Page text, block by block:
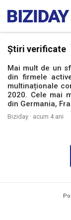
Știri verificate
Mai mult de un
din firmele
multinaționale
2020. Cele mai
din Germania,
Biziday · acum 4 ani